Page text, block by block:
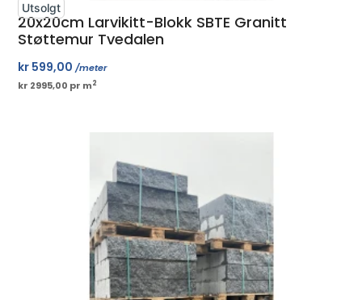
20x20cm Larvikitt-Blokk SBTE Granitt
Støttemur Tvedalen
kr 599,00 /meter
kr 2995,00 pr m2
Utsolgt